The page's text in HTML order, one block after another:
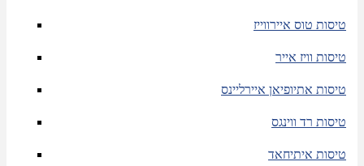
טיסות טוס איירווייז
טיסות וויז אייר
טיסות אתיופיאן איירליינס
טיסות רד ווינגס
טיסות איתיחאד